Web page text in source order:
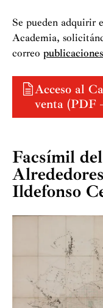
Se pueden adquirir
Academia,
correo
Acceso al
venta (PDF
Facsímil
Ildefonso